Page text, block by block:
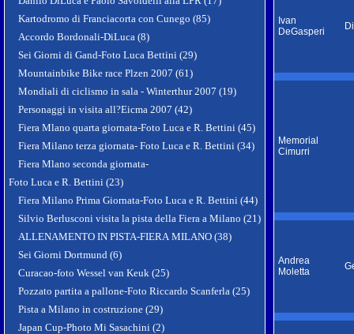
Kartodromo di Franciacorta con Cunego (85)
Accordo Bordonali-DiLuca (8)
Sei Giorni di Gand-Foto Luca Bettini (29)
Mountainbike Bike race Plzen 2007 (61)
Mondiali di ciclismo in sala - Winterthur 2007 (19)
Personaggi in visita all?Eicma 2007 (42)
Fiera Mlano quarta giornata-Foto Luca e R. Bettini (45)
Fiera Milano terza giornata- Foto Luca e R. Bettini (34)
Fiera Mlano seconda giornata-
Foto Luca e R. Bettini (23)
Fiera Milano Prima Giornata-Foto Luca e R. Bettini (44)
Silvio Berlusconi visita la pista della Fiera a Milano (21)
ALLENAMENTO IN PISTA-FIERA MILANO (38)
Sei Giorni Dortmund (6)
Curacao-foto Wessel van Keuk (25)
Pozzato partita a pallone-Foto Riccardo Scanferla (25)
Pista a Milano in costruzione (29)
Japan Cup-Photo Mi Sasachini (2)
Ivan
DeGasperi
Memorial
Cimurri
Andrea
Moletta